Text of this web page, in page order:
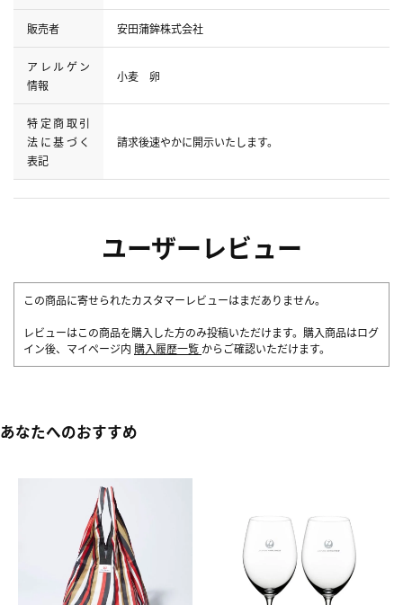
販売者 安田蒲鉾株式会社
アレルゲン
情報
小麦 卵
特定商取引
法に基づく
表記
請求後速やかに開示いたします。
ユーザーレビュー
この商品に寄せられたカスタマーレビューはまだありません。
レビューはこの商品を購入した方のみ投稿いただけます。購入商品はログ
イン後、マイページ内 購入履歴一覧 からご確認いただけます。
あなたへのおすすめ